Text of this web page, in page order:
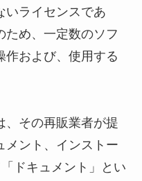
いライセンスであ
ため、一定数のソフ
作および、使用する
、その再販業者が提
メント、インストー
ドキュメント」とい